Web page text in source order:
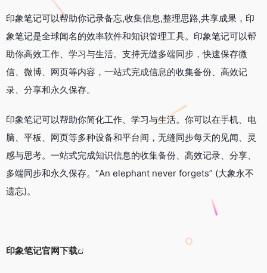
印象笔记可以帮助你记录备忘,收集信息,整理思路,共享成果，印
象笔记是全球闻名的效率软件和知识管理工具。印象笔记可以帮
助你高效工作、学习与生活。支持无缝多端同步，快速保存微
信、微博、网页等内容，一站式完成信息的收集备份、高效记
录、分享和永久保存。
印象笔记可以帮助你简化工作、学习与生活。你可以在手机、电
脑、平板、网页等多种设备和平台间，无缝同步每天的见闻、灵
感与思考。一站式完成知识信息的收集备份、高效记录、分享、
多端同步和永久保存。“An elephant never forgets” (大象永不
遗忘)。
印象笔记官网下载